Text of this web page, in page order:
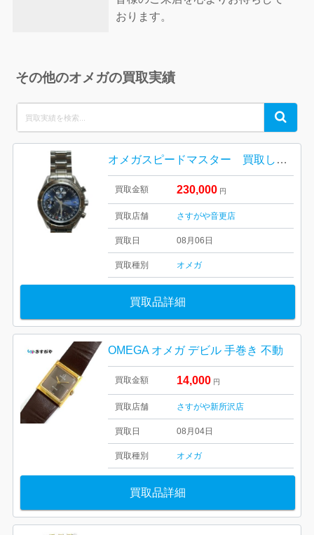
おります。
その他のオメガの買取実績
for:
Search
オメガスピードマスター 買取しました！さすがや音更店
買取金額 230,000 円
買取店舗 さすがや音更店
買取日 08月06日
買取種別 オメガ
買取品詳細
OMEGA オメガ デビル 手巻き 不動
買取金額 14,000 円
買取店舗 さすがや新所沢店
買取日 08月04日
買取種別 オメガ
買取品詳細